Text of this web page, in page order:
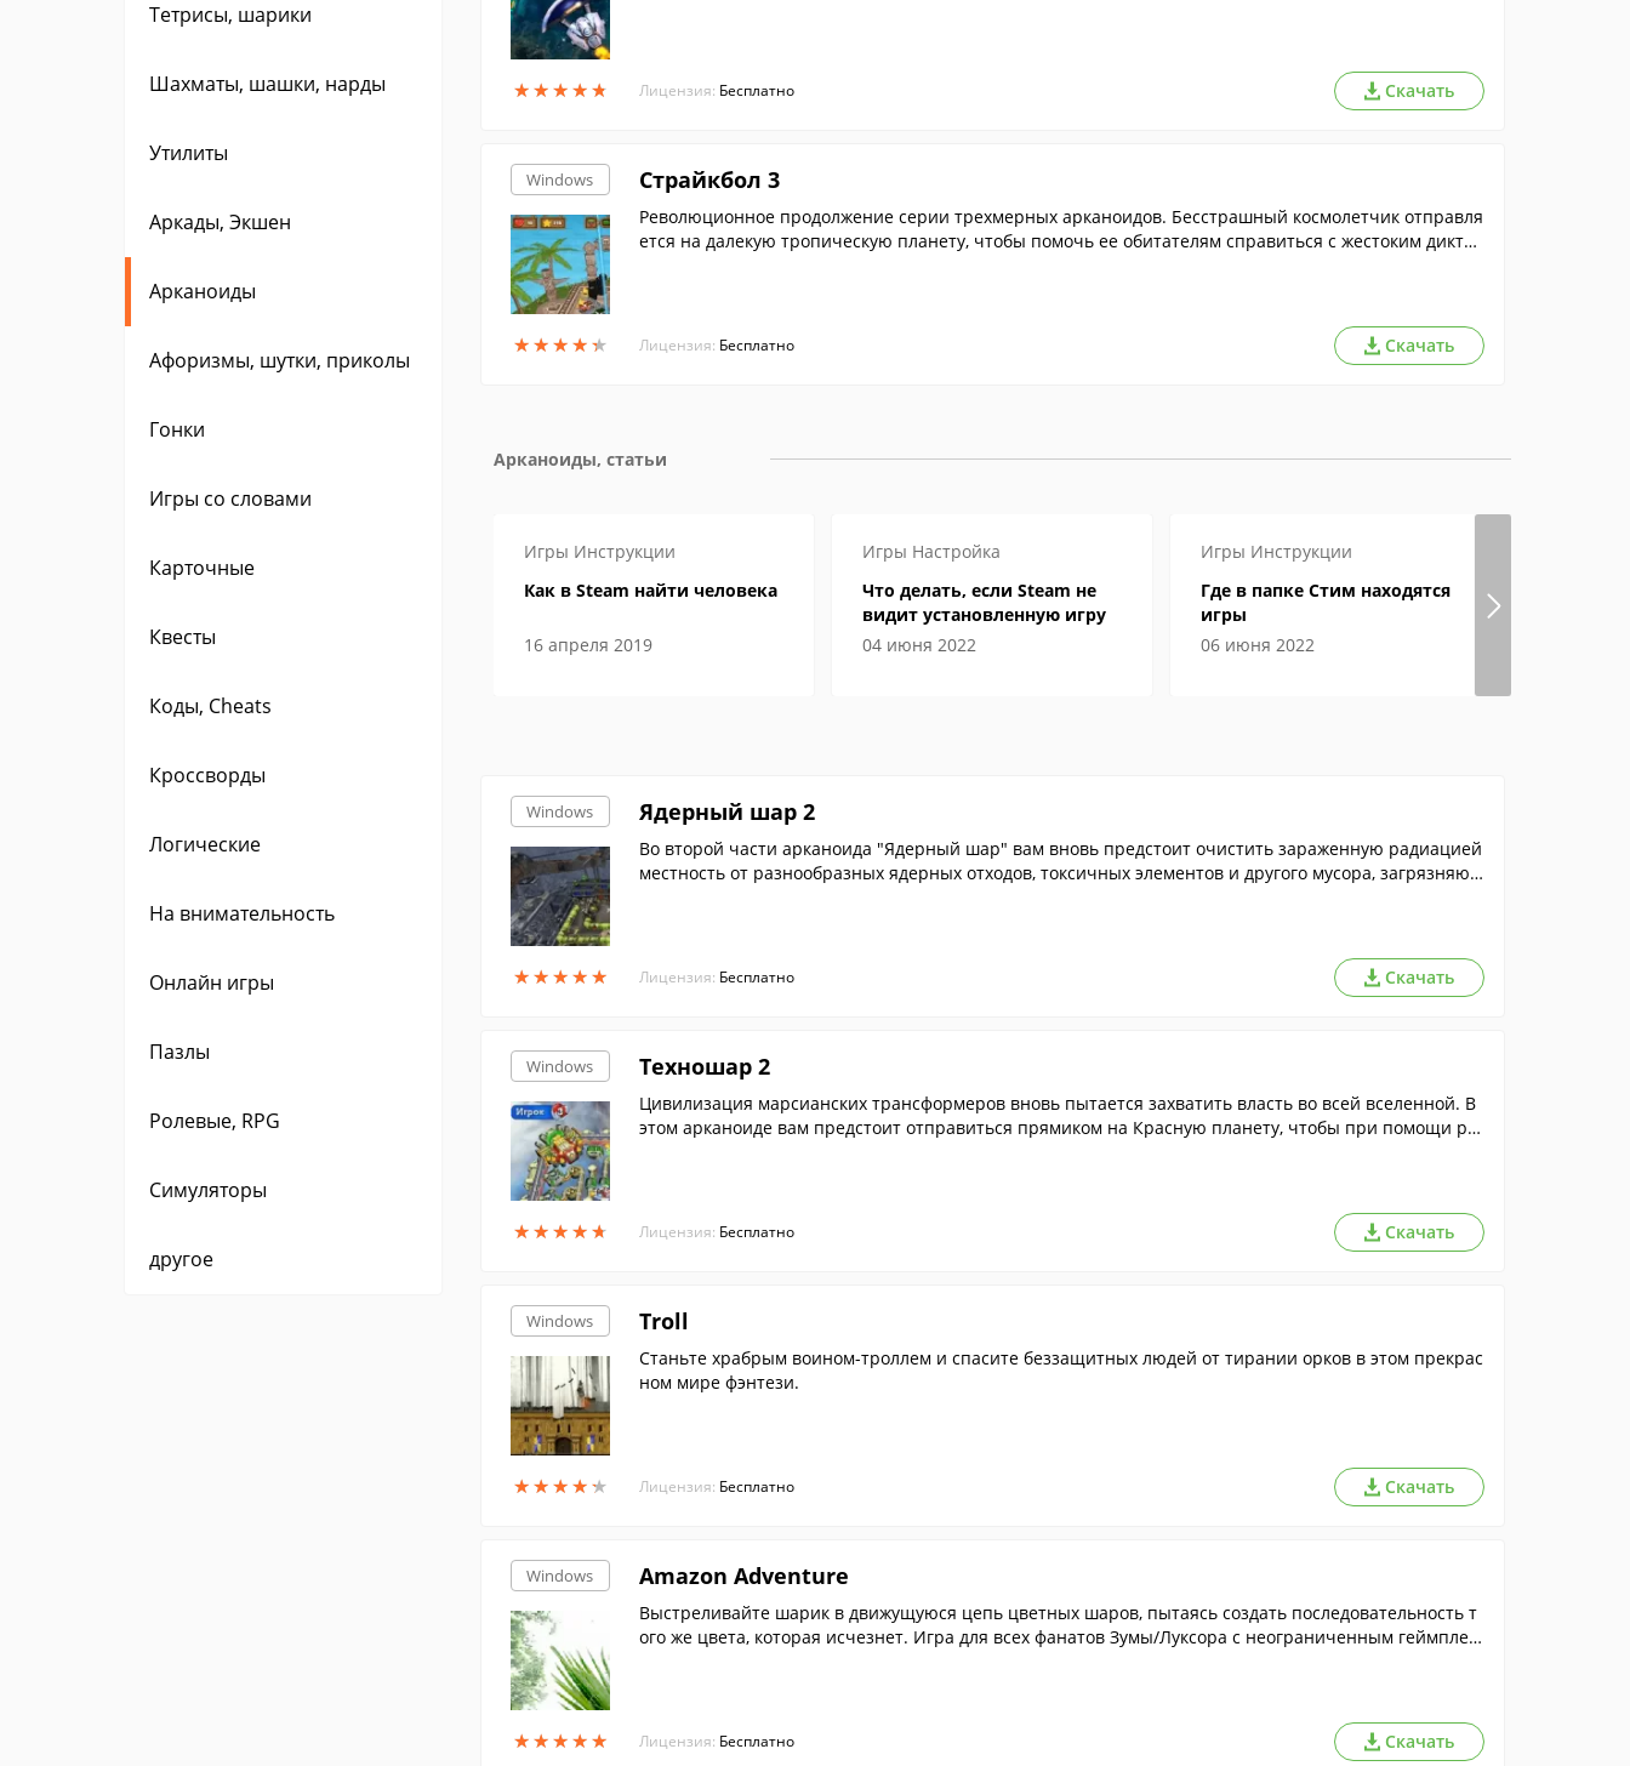
Тетрисы, шарики
Шахматы, шашки, нарды
Утилиты
Аркады, Экшен
Арканоиды
Афоризмы, шутки, приколы
Гонки
Игры со словами
Карточные
Квесты
Коды, Cheats
Кроссворды
Логические
На внимательность
Онлайн игры
Пазлы
Ролевые, RPG
Симуляторы
другое
★★★★★
★★★★★ Лицензия: Бесплатно Скачать
Windows
★★★★★
★★★★★
Страйкбол 3
Революционное продолжение серии трехмерных арканоидов. Бесстрашный космолетчик отправля
ется на далекую тропическую планету, чтобы помочь ее обитателям справиться с жестоким диктат
Лицензия: Бесплатно Скачать
Арканоиды, статьи
29 апреля 2019
Игры Инструкции
Как в Steam найти человека
16 апреля 2019
Игры Настройка
Что делать, если Steam не
видит установленную игру
04 июня 2022
Игры Инструкции
Где в папке Стим находятся
игры
06 июня 2022
Windows
★★★★★
★★★★★
Ядерный шар 2
Во второй части арканоида "Ядерный шар" вам вновь предстоит очистить зараженную радиацией
местность от разнообразных ядерных отходов, токсичных элементов и другого мусора, загрязняю
Лицензия: Бесплатно Скачать
Windows
★★★★★
★★★★★
Техношар 2
Цивилизация марсианских трансформеров вновь пытается захватить власть во всей вселенной. В
этом арканоиде вам предстоит отправиться прямиком на Красную планету, чтобы при помощи ра
Лицензия: Бесплатно Скачать
Windows
★★★★★
★★★★★
Troll
Станьте храбрым воином-троллем и спасите беззащитных людей от тирании орков в этом прекрас
ном мире фэнтези.
Лицензия: Бесплатно Скачать
Windows
★★★★★
★★★★★
Amazon Adventure
Выстреливайте шарик в движущуюся цепь цветных шаров, пытаясь создать последовательность т
ого же цвета, которая исчезнет. Игра для всех фанатов Зумы/Луксора с неограниченным геймплее
Лицензия: Бесплатно Скачать